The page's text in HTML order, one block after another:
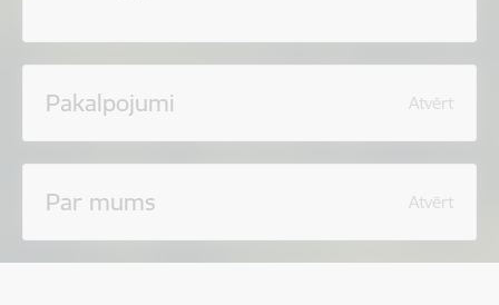
Pakalpojumi Atvērt
Par mums Atvērt